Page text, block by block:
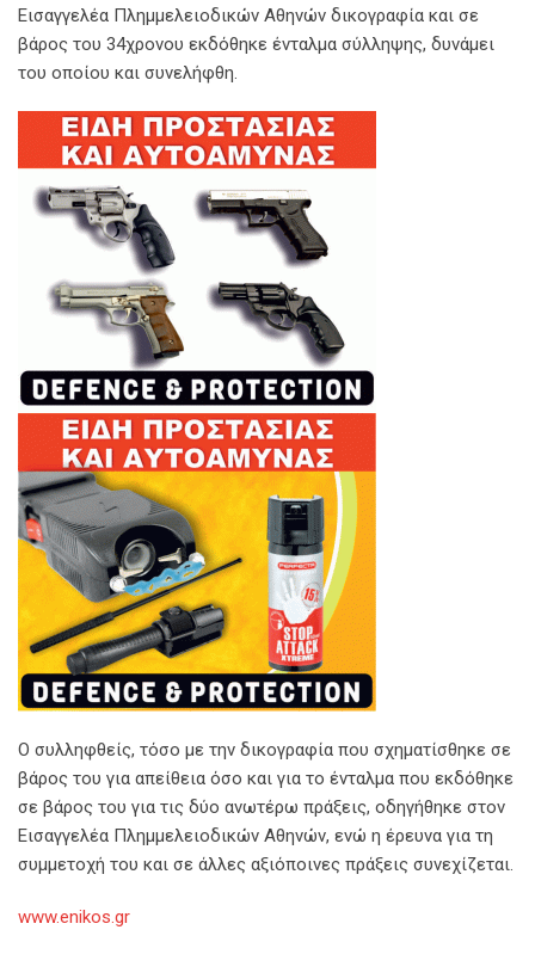
Εισαγγελέα Πλημμελειοδικών Αθηνών δικογραφία και σε
βάρος του 34χρονου εκδόθηκε ένταλμα σύλληψης, δυνάμει
του οποίου και συνελήφθη.
Ο συλληφθείς, τόσο με την δικογραφία που σχηματίσθηκε σε
βάρος του για απείθεια όσο και για το ένταλμα που εκδόθηκε
σε βάρος του για τις δύο ανωτέρω πράξεις, οδηγήθηκε στον
Εισαγγελέα Πλημμελειοδικών Αθηνών, ενώ η έρευνα για τη
συμμετοχή του και σε άλλες αξιόποινες πράξεις συνεχίζεται.
www.enikos.gr